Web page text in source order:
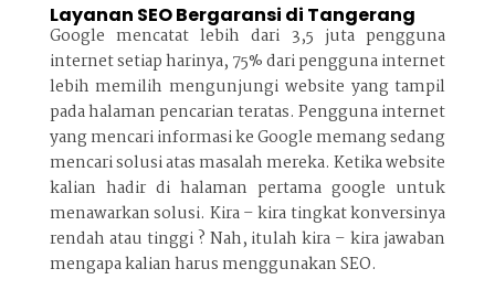
Layanan SEO Bergaransi di Tangerang
Google mencatat lebih dari 3,5 juta pengguna
internet setiap harinya, 75% dari pengguna internet
lebih memilih mengunjungi website yang tampil
pada halaman pencarian teratas. Pengguna internet
yang mencari informasi ke Google memang sedang
mencari solusi atas masalah mereka. Ketika website
kalian hadir di halaman pertama google untuk
menawarkan solusi. Kira – kira tingkat konversinya
rendah atau tinggi ? Nah, itulah kira – kira jawaban
mengapa kalian harus menggunakan SEO.